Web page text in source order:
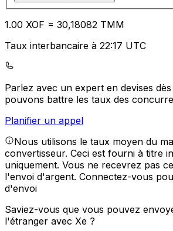
1.00 XOF = 30,18082 TMM
Taux interbancaire à 22:17 UTC
Parlez avec un expert en devises
pouvons battre les taux des
Planifier un appel
Nous utilisons le taux moyen du
convertisseur. Ceci est fourni à titre
uniquement. Vous ne recevrez pas
l'envoi d'argent. Connectez-vous
d'envoi
Saviez-vous que vous pouvez
l'étranger avec Xe ?